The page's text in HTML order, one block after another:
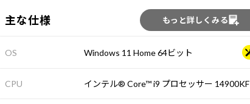
主な仕様 もっと詳しくみる
OS Windows 11 Home 64ビット
CPU インテル® Core™ i9 プロセッサー 14900KF